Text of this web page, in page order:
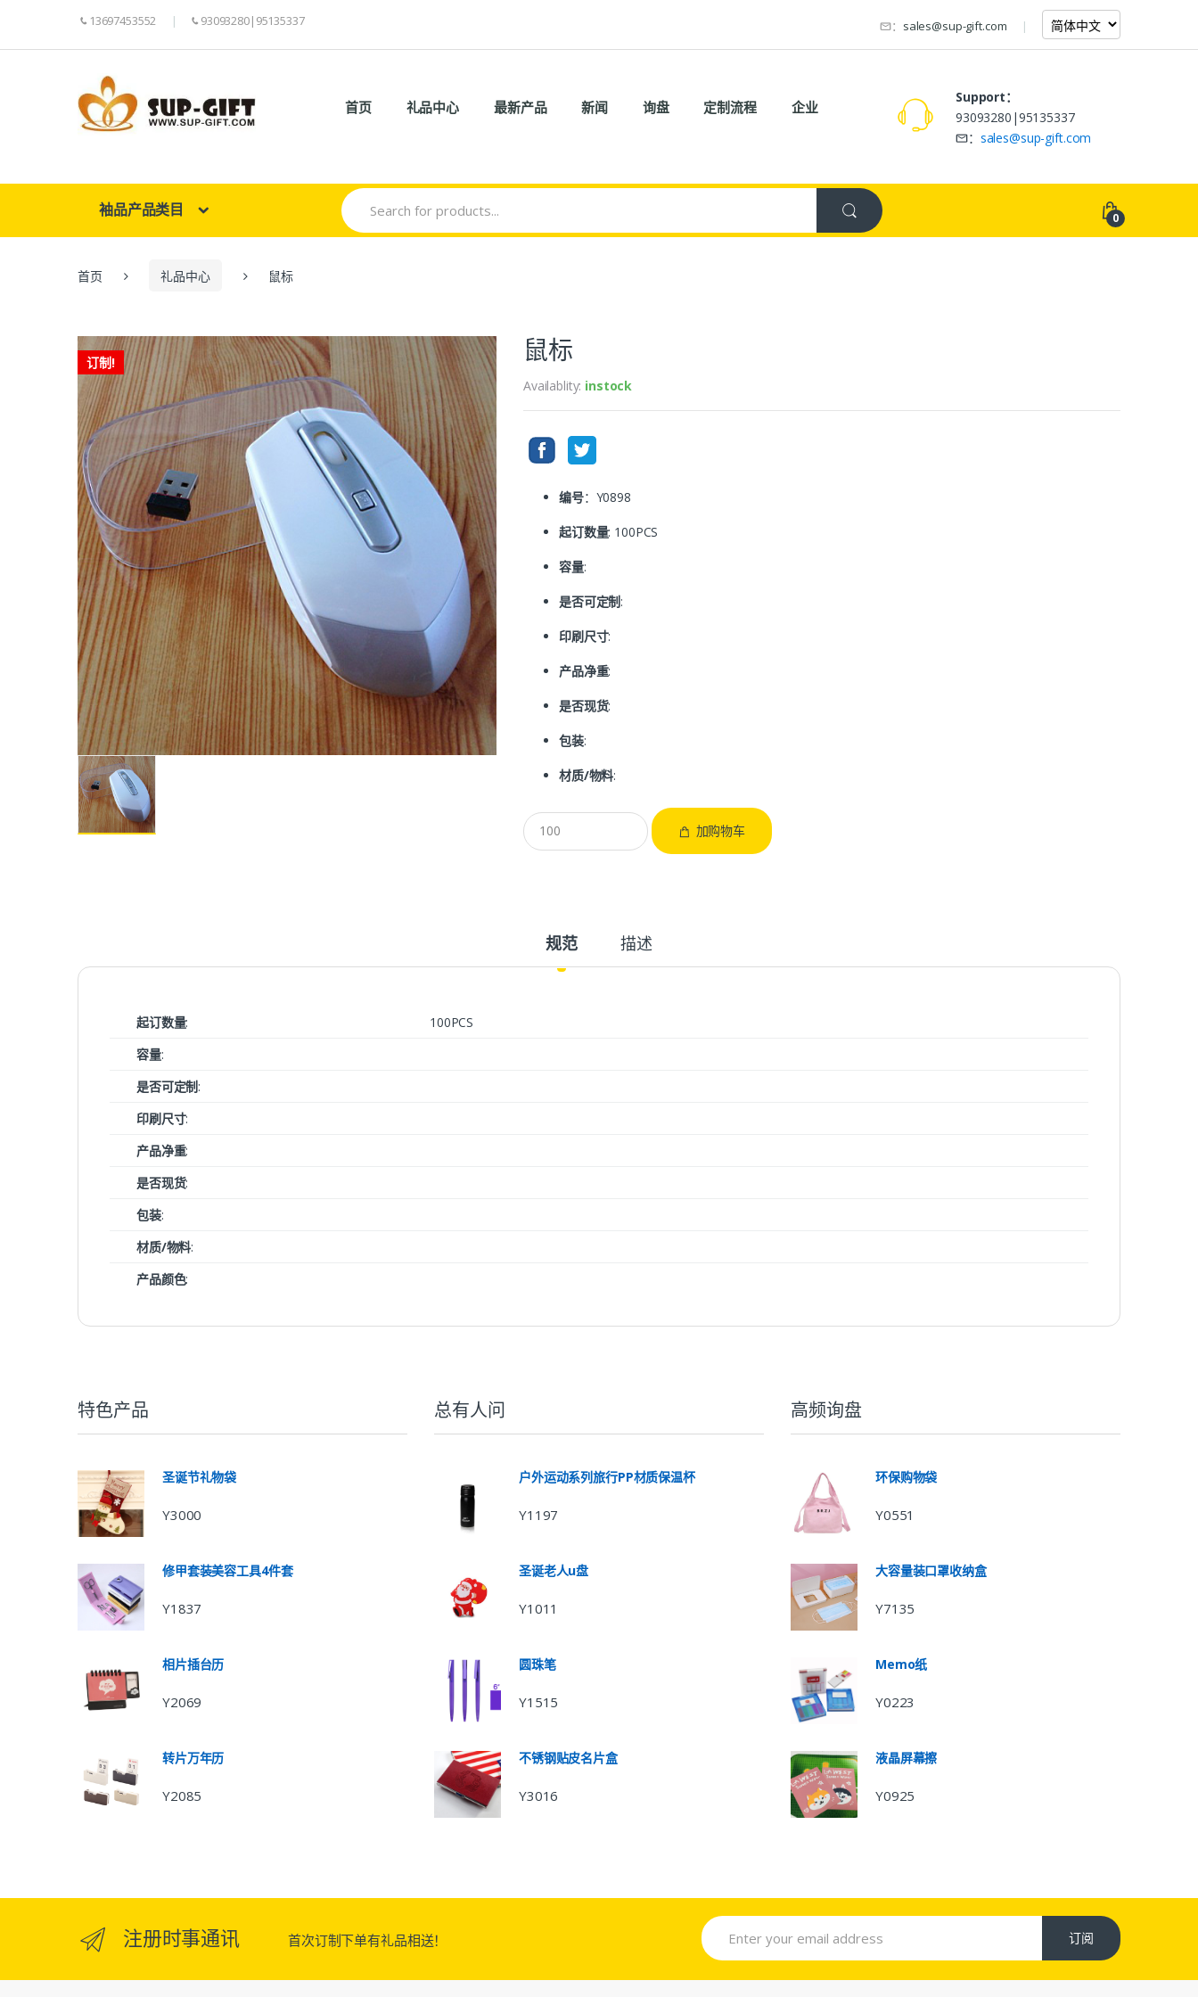
13697453552 93093280|95135337 ： sales@sup-gift.com
首页 礼品中心 最新产品 新闻 询盘 定制流程 企业
Support：
93093280|95135337
： sales@sup-gift.com
袖品产品类目
Search
for:
0
首页 礼品中心 鼠标
订制! 鼠标
Availablity: instock
编号：Y0898
起订数量: 100PCS
容量:
是否可定制:
印刷尺寸:
产品净重:
是否现货:
包装:
材质/物料:
加购物车
规范 描述
起订数量:
100PCS
容量:
是否可定制:
印刷尺寸:
产品净重:
是否现货:
包装:
材质/物料:
产品颜色:
特色产品
圣诞节礼物袋
Y3000
修甲套装美容工具4件套
Y1837
相片插台历
Y2069
转片万年历
Y2085
总有人问
户外运动系列旅行PP材质保温杯
Y1197
圣诞老人u盘
Y1011
圆珠笔
Y1515
不锈钢贴皮名片盒
Y3016
高频询盘
环保购物袋
Y0551
大容量装口罩收纳盒
Y7135
Memo纸
Y0223
液晶屏幕擦
Y0925
注册时事通讯 首次订制下单有礼品相送！ 订阅